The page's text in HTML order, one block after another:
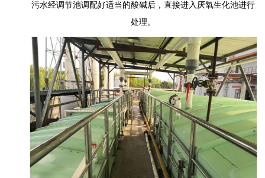
污水经调节池调配好适当的酸碱后，直接进入厌氧生化池进行
处理。